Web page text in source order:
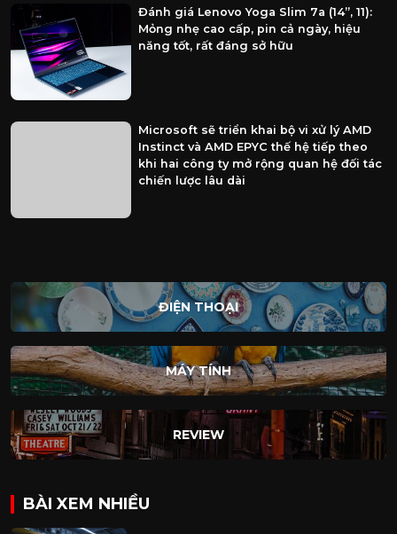
Đánh giá Lenovo Yoga Slim 7a (14”, 11):
Mỏng nhẹ cao cấp, pin cả ngày, hiệu
năng tốt, rất đáng sở hữu
Microsoft sẽ triển khai bộ vi xử lý AMD
Instinct và AMD EPYC thế hệ tiếp theo
khi hai công ty mở rộng quan hệ đối tác
chiến lược lâu dài
ĐIỆN THOẠI
MÁY TÍNH
REVIEW
BÀI XEM NHIỀU